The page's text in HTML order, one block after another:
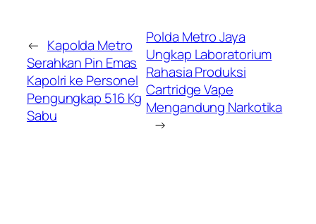
← Kapolda Metro
Serahkan Pin Emas
Kapolri ke Personel
Pengungkap 516 Kg
Sabu
Polda Metro Jaya
Ungkap Laboratorium
Rahasia Produksi
Cartridge Vape
Mengandung Narkotika
→